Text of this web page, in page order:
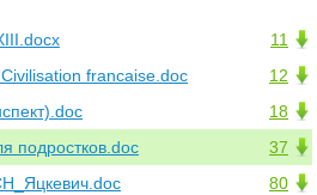
11
12
francaise.doc
18
37
подростков.doc
80